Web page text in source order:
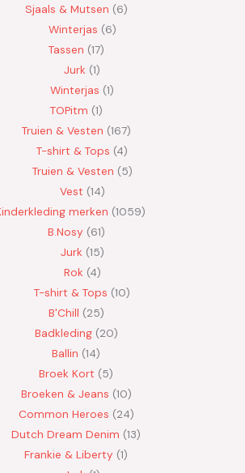
Sjaals & Mutsen 6
Winterjas 6
Tassen 17
Jurk 1
Winterjas 1
TOPitm 1
Truien & Vesten 167
T-shirt & Tops 4
Truien & Vesten 5
Vest 14
merken 1059
B.Nosy 61
Jurk 15
Rok 4
T-shirt & Tops 10
B'Chill 25
Badkleding 20
Ballin 14
Broek Kort 5
Broeken & Jeans 10
Common Heroes 24
Dutch Dream Denim 13
Frankie & Liberty 1